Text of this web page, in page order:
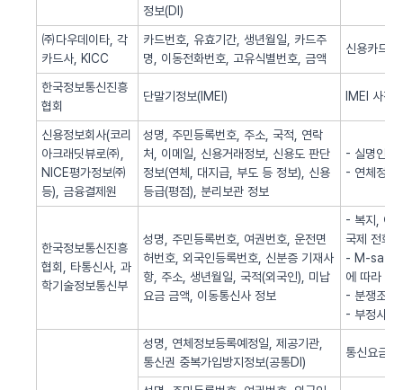
정보(DI)
㈜다우데이타, 각
카드사, KICC
카드번호, 유효기간, 생년월일, 카드주
명, 이동전화번호, 고유식별번호, 금액
신용카드
한국정보통신진흥
협회
단말기정보(IMEI) IMEI 사전
신용정보회사(코리
아크래딧뷰로㈜,
NICE평가정보㈜
등), 금융결제원
성명, 주민등록번호, 주소, 국적, 연락
처, 이메일, 신용거래정보, 신용도 판단
정보(연체, 대지급, 부도 등 정보), 신용
등급(평점), 분리보관 정보
- 실명인증
- 연체정보
한국정보통신진흥
협회, 타통신사, 과
학기술정보통신부
성명, 주민등록번호, 여권번호, 운전면
허번호, 외국인등록번호, 신분증 기재사
항, 주소, 생년월일, 국적(외국인), 미납
요금 금액, 이동통신사 정보
- 복지, 이
국제 전화
- M-safer
에 따라
- 분쟁조정
- 부정사용
성명, 연체정보등록예정일, 제공기관,
통신권 중복가입방지정보(공통DI)
통신요금